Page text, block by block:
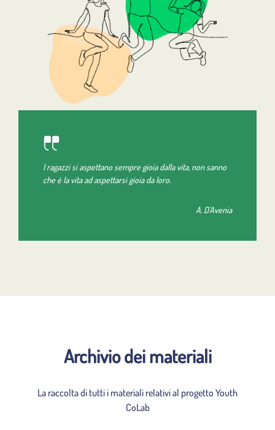
I ragazzi si aspettano sempre gioia dalla vita, non sanno
che è la vita ad aspettarsi gioia da loro.
A. D’Avenia
Archivio dei materiali
La raccolta di tutti i materiali relativi al progetto Youth
CoLab